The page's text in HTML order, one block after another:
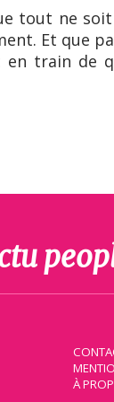
tout ne
Et que
en train de
À